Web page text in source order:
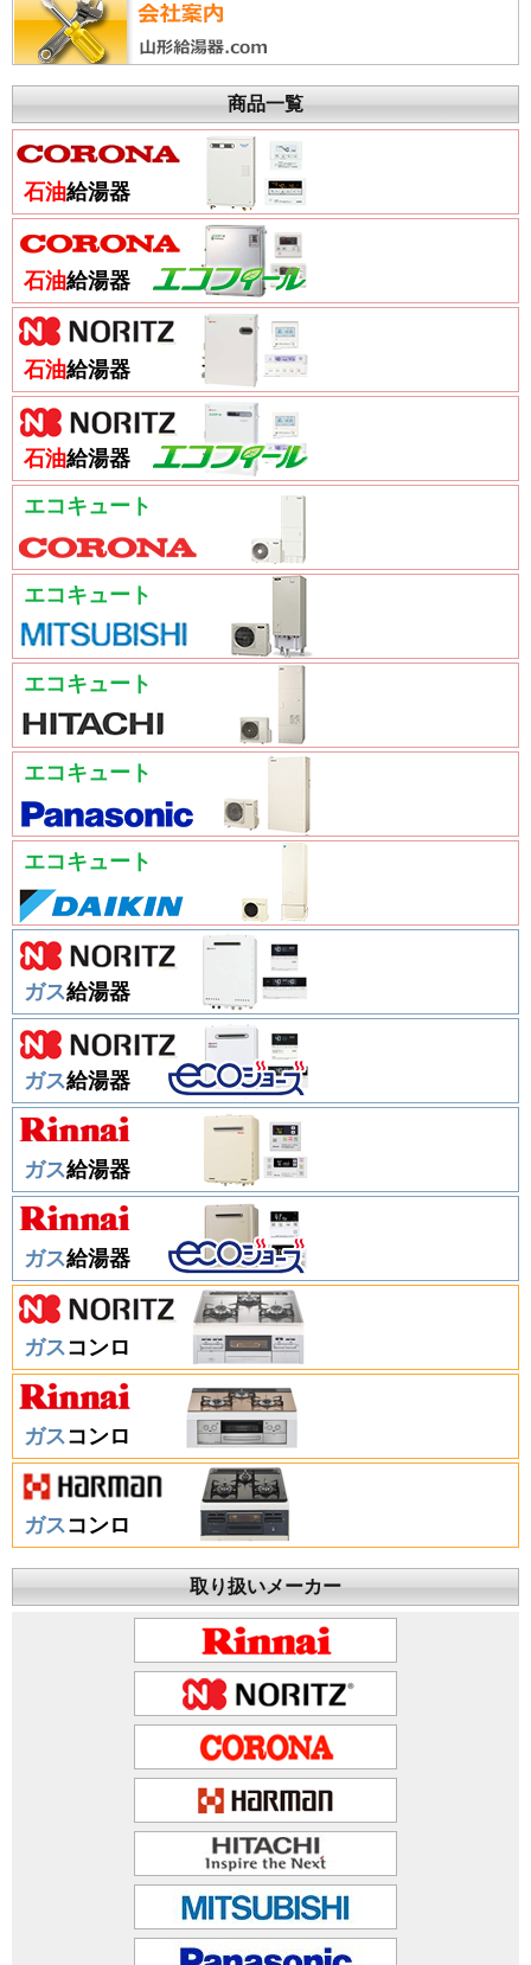
商品一覧
石油給湯器
石油給湯器
石油給湯器
石油給湯器
エコキュート
エコキュート
エコキュート
エコキュート
エコキュート
ガス給湯器
ガス給湯器
ガス給湯器
ガス給湯器
ガスコンロ
ガスコンロ
ガスコンロ
取り扱いメーカー